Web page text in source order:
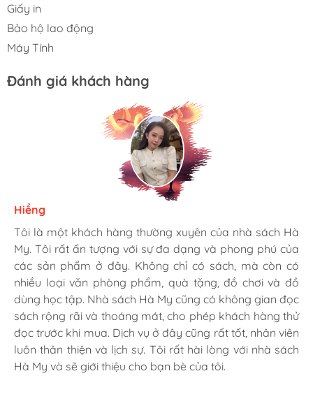
Giấy in
Bảo hộ lao động
Máy Tính
Đánh giá khách hàng
Hiềng
Tôi là một khách hàng thường xuyên của nhà sách Hà
My. Tôi rất ấn tượng với sự đa dạng và phong phú của
các sản phẩm ở đây. Không chỉ có sách, mà còn có
nhiều loại văn phòng phẩm, quà tặng, đồ chơi và đồ
dùng học tập. Nhà sách Hà My cũng có không gian đọc
sách rộng rãi và thoáng mát, cho phép khách hàng thử
đọc trước khi mua. Dịch vụ ở đây cũng rất tốt, nhân viên
luôn thân thiện và lịch sự. Tôi rất hài lòng với nhà sách
Hà My và sẽ giới thiệu cho bạn bè của tôi.
Ngọc Dung
Mình rất là hài lòng khi đến nhà sách Hà My. Họ có
nhiều loại sách hay và phong phú, từ văn học, khoa
học, kinh tế, đến sách thiếu nhi, sách ngoại ngữ và sách
kỹ năng sống. Nhân viên ở đây rất thân thiện và cực
nhiệt tình, luôn tư vấn và giúp đỡ khách hàng. Dịch vụ
giao hàng cũng rất nhanh chóng và tiện lợi. Tôi sẽ tiếp
tục ủng hộ nhà sách Hà My trong tương lai.
Tâm
Tới đây mua hàng cho công ty nhiều lần rồi. sản phẩm
giá rẻ hơn mấy chỗ khác. Có bán sỉ nên giá cực kỳ ổn.
Chiều làm zìa hay chở bồ vào đây tô tượng... cũng vui.